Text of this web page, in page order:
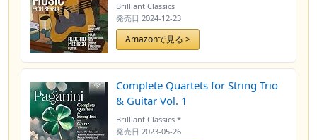
Brilliant Classics
発売日 2024-12-23
Amazonで見る >
Complete Quartets for String Trio
& Guitar Vol. 1
Brilliant Classics *
発売日 2023-05-26